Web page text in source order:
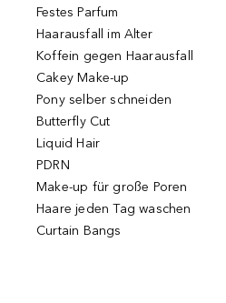
Festes Parfum
Haarausfall im Alter
Koffein gegen Haarausfall
Cakey Make-up
Pony selber schneiden
Butterfly Cut
Liquid Hair
PDRN
Make-up für große Poren
Haare jeden Tag waschen
Curtain Bangs